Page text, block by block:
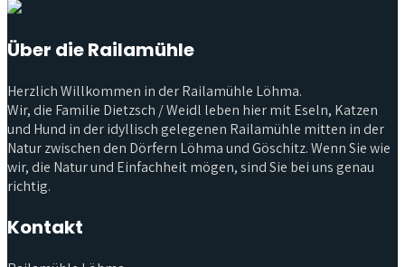
Über die Railamühle
Herzlich Willkommen in der Railamühle Löhma.
Wir, die Familie Dietzsch / Weidl leben hier mit Eseln, Katzen
und Hund in der idyllisch gelegenen Railamühle mitten in der
Natur zwischen den Dörfern Löhma und Göschitz. Wenn Sie wie
wir, die Natur und Einfachheit mögen, sind Sie bei uns genau
richtig.
Kontakt